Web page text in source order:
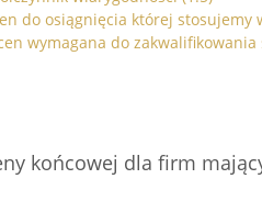
do osiągnięcia której stosujemy
wymagana do
końcowej dla firm